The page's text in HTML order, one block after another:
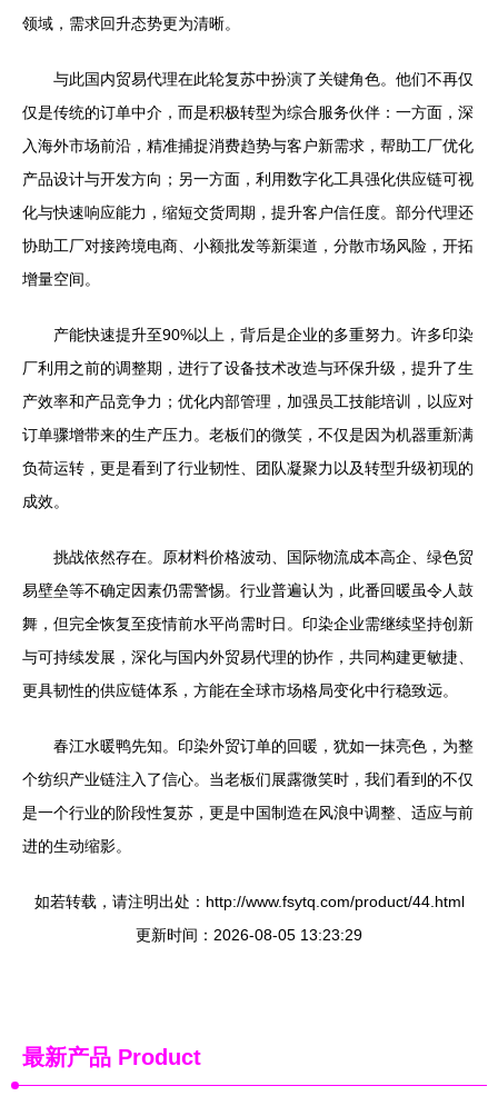
领域，需求回升态势更为清晰。
与此国内贸易代理在此轮复苏中扮演了关键角色。他们不再仅
仅是传统的订单中介，而是积极转型为综合服务伙伴：一方面，深
入海外市场前沿，精准捕捉消费趋势与客户新需求，帮助工厂优化
产品设计与开发方向；另一方面，利用数字化工具强化供应链可视
化与快速响应能力，缩短交货周期，提升客户信任度。部分代理还
协助工厂对接跨境电商、小额批发等新渠道，分散市场风险，开拓
增量空间。
产能快速提升至90%以上，背后是企业的多重努力。许多印染
厂利用之前的调整期，进行了设备技术改造与环保升级，提升了生
产效率和产品竞争力；优化内部管理，加强员工技能培训，以应对
订单骤增带来的生产压力。老板们的微笑，不仅是因为机器重新满
负荷运转，更是看到了行业韧性、团队凝聚力以及转型升级初现的
成效。
挑战依然存在。原材料价格波动、国际物流成本高企、绿色贸
易壁垒等不确定因素仍需警惕。行业普遍认为，此番回暖虽令人鼓
舞，但完全恢复至疫情前水平尚需时日。印染企业需继续坚持创新
与可持续发展，深化与国内外贸易代理的协作，共同构建更敏捷、
更具韧性的供应链体系，方能在全球市场格局变化中行稳致远。
春江水暖鸭先知。印染外贸订单的回暖，犹如一抹亮色，为整
个纺织产业链注入了信心。当老板们展露微笑时，我们看到的不仅
是一个行业的阶段性复苏，更是中国制造在风浪中调整、适应与前
进的生动缩影。
如若转载，请注明出处：http://www.fsytq.com/product/44.html
更新时间：2026-08-05 13:23:29
最新产品 Product